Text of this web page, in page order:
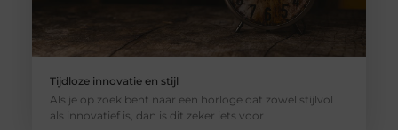
Tijdloze innovatie en stijl
Als je op zoek bent naar een horloge dat zowel stijlvol
als innovatief is, dan is dit zeker iets voor